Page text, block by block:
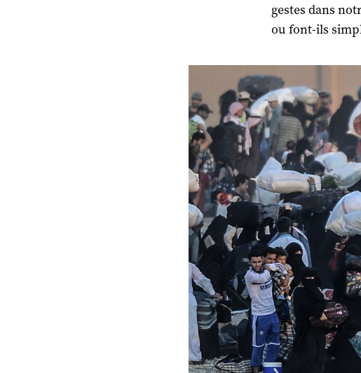
gestes dans
ou font-ils